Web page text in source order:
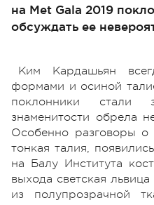
на Met Gala 2019
обсуждать ее
Ким Кардашьян
формами и осиной
поклонники стали
знаменитости обрела
Особенно разговоры
тонкая талия,
на Балу Института
выхода светская
из полупрозрачной